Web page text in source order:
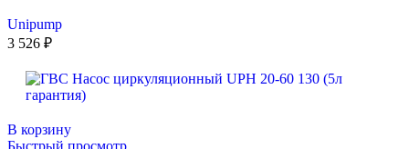
Unipump
3 526 ₽
В корзину
Быстрый просмотр